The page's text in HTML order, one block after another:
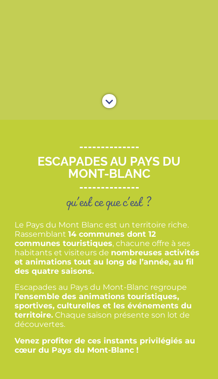
ESCAPADES AU PAYS DU
MONT-BLANC
qu'est ce que c'est ?
Le Pays du Mont Blanc est un territoire riche.
Rassemblant 14 communes dont 12
communes touristiques, chacune offre à ses
habitants et visiteurs de nombreuses activités
et animations tout au long de l’année, au fil
des quatre saisons.
Escapades au Pays du Mont-Blanc regroupe
l’ensemble des animations touristiques,
sportives, culturelles et les événements du
territoire. Chaque saison présente son lot de
découvertes.
Venez profiter de ces instants privilégiés au
cœur du Pays du Mont-Blanc !